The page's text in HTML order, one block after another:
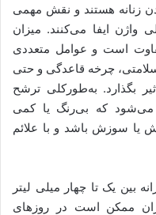
زنانه هستند و نقش مهمی
ایفا می‌کنند. میزان
است و عوامل متعددی
چرخه قاعدگی و حتی
بگذارد. به‌طورکلی ترشح
می‌شود که بی‌رنگ یا کمی
یا سوزش باشد و با علائم
بین یک تا چهار میلی ‌لیتر
ممکن است در روزهای